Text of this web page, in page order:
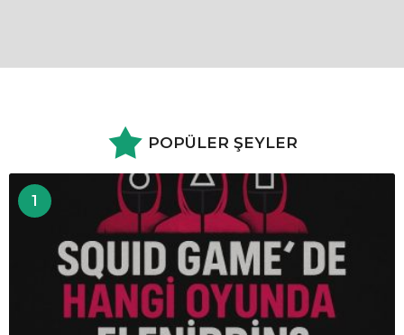
POPÜLER ŞEYLER
1